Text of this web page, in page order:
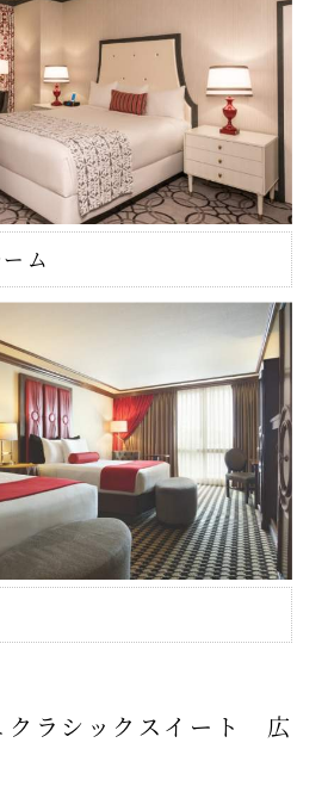
ーム
クラシックスイート 広